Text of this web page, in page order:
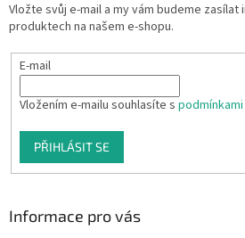
Vložte svůj e-mail a my vám budeme zasílat
produktech na našem e-shopu.
E-mail
Vložením e-mailu souhlasíte s
PŘIHLÁSIT SE
Informace pro vás